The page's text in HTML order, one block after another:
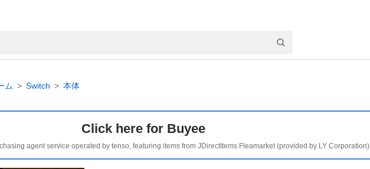
ム Switch 本体
Click here for Buyee
agent service operated by tenso, featuring items from JDirectItems Fleamarket (provided by LY Corporation)